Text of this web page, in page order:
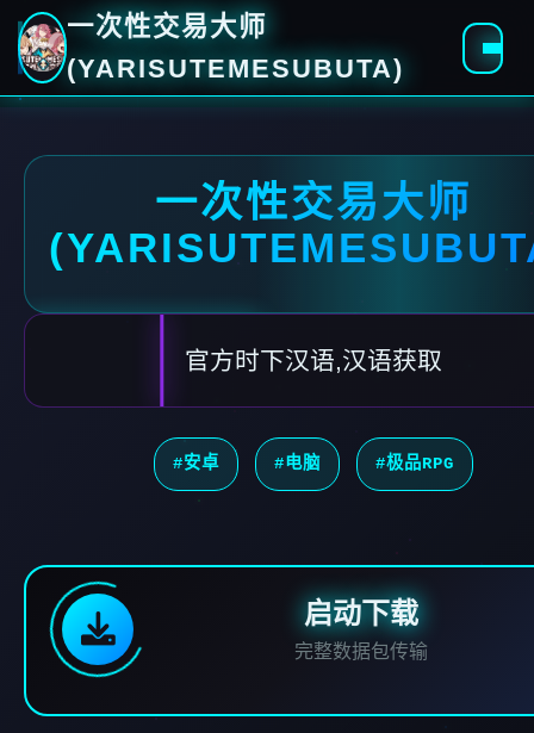
一次性交易大师
(YARISUTEMESUBUTA)
一次性交易大师
官方时下汉语,汉语获取
#安卓 #电脑 #极品RPG
启动下载
完整数据包传输